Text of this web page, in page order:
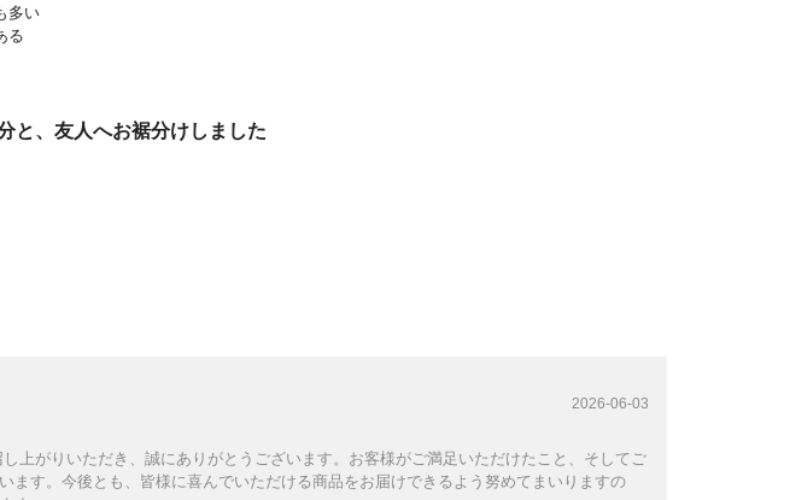
多い
る
と、友人へお裾分けしました
2026-06-03
上がりいただき、誠にありがとうございます。お客様がご満足いただけたこと、そしてご
ます。今後とも、皆様に喜んでいただける商品をお届けできるよう努めてまいりますの